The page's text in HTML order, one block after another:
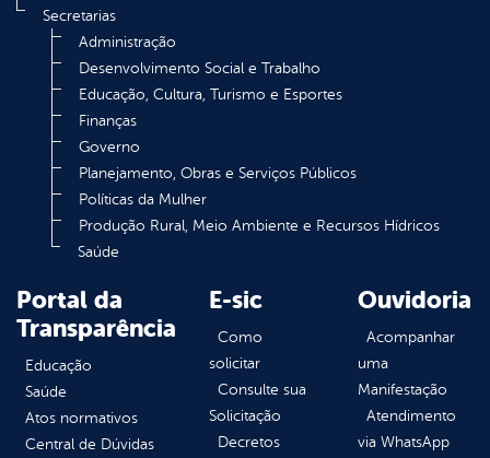
Secretarias
Administração
Desenvolvimento Social e Trabalho
Educação, Cultura, Turismo e Esportes
Finanças
Governo
Planejamento, Obras e Serviços Públicos
Políticas da Mulher
Produção Rural, Meio Ambiente e Recursos Hídricos
Saúde
Portal da
Transparência
Educação
Saúde
Atos normativos
Central de Dúvidas
E-sic
Como
solicitar
Consulte sua
Solicitação
Decretos
Ouvidoria
Acompanhar
uma
Manifestação
Atendimento
via WhatsApp